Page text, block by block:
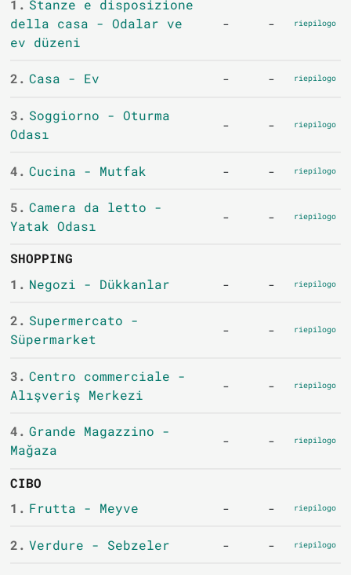
1. Stanze e disposizione
della casa - Odalar ve
ev düzeni
- - riepilogo
2. Casa - Ev - - riepilogo
3. Soggiorno - Oturma
Odası
- - riepilogo
4. Cucina - Mutfak - - riepilogo
5. Camera da letto -
Yatak Odası
- - riepilogo
SHOPPING
1. Negozi - Dükkanlar - - riepilogo
2. Supermercato -
Süpermarket
- - riepilogo
3. Centro commerciale -
Alışveriş Merkezi
- - riepilogo
4. Grande Magazzino -
Mağaza
- - riepilogo
CIBO
1. Frutta - Meyve - - riepilogo
2. Verdure - Sebzeler - - riepilogo